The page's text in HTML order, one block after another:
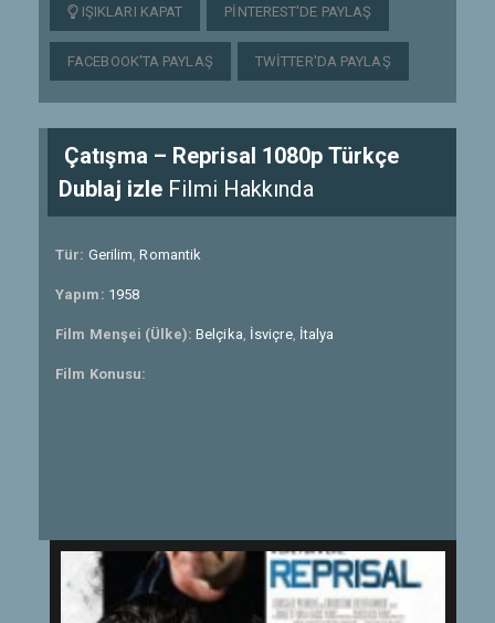
IŞIKLARI KAPAT PINTEREST'DE PAYLAŞ
FACEBOOK'TA PAYLAŞ TWITTER'DA PAYLAŞ
Çatışma – Reprisal 1080p Türkçe
Dublaj izle Filmi Hakkında
Tür: Gerilim,Romantik
Yapım: 1958
Film Menşei (Ülke): Belçika, İsviçre, İtalya
Film Konusu: